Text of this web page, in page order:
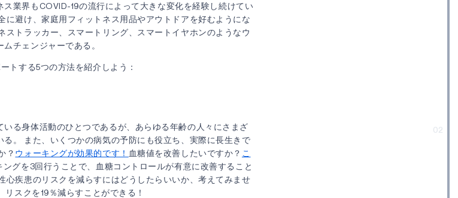
02
業界もCOVID-19の流行によって大きな変化を経験し続けてい
に避け、家庭用フィットネス用品やアウトドアを好むようにな
ストラッカー、スマートリング、スマートイヤホンのようなウ
チェンジャーである。
トする5つの方法を紹介しよう：
る身体活動のひとつであるが、あらゆる年齢の人々にさまざ
る。 また、いくつかの病気の予防にも役立ち、実際に長生きで
？ ウォーキングが効果的です！ 血糖値を改善したいですか？ こ
ングを3回行うことで、血糖コントロールが有意に改善すること
心疾患のリスクを減らすにはどうしたらいいか、考えてみませ
リスクを19％減らすことができる！